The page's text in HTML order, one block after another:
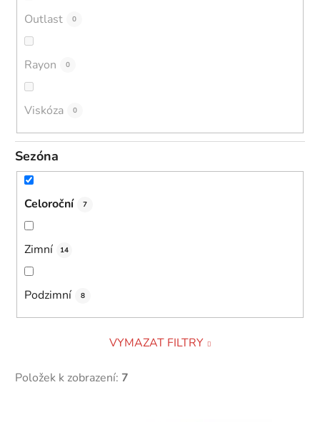
Outlast 0
Rayon 0
Viskóza 0
Sezóna
Celoroční 7
Zimní 14
Podzimní 8
VYMAZAT FILTRY
Položek k zobrazení: 7